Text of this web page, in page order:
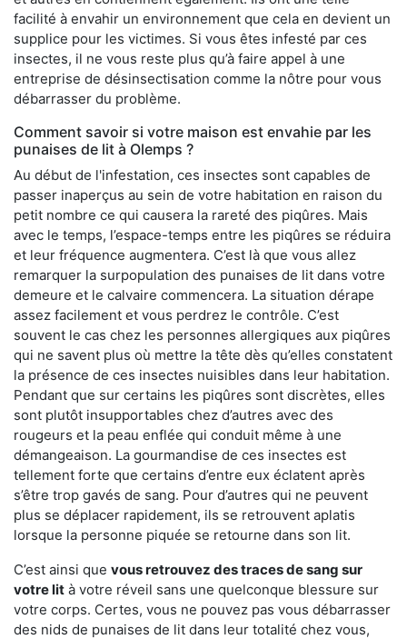
facilité à envahir un environnement que cela en devient un
supplice pour les victimes. Si vous êtes infesté par ces
insectes, il ne vous reste plus qu’à faire appel à une
entreprise de désinsectisation comme la nôtre pour vous
débarrasser du problème.
Comment savoir si votre maison est envahie par les
punaises de lit à Olemps ?
Au début de l'infestation, ces insectes sont capables de
passer inaperçus au sein de votre habitation en raison du
petit nombre ce qui causera la rareté des piqûres. Mais
avec le temps, l’espace-temps entre les piqûres se réduira
et leur fréquence augmentera. C’est là que vous allez
remarquer la surpopulation des punaises de lit dans votre
demeure et le calvaire commencera. La situation dérape
assez facilement et vous perdrez le contrôle. C’est
souvent le cas chez les personnes allergiques aux piqûres
qui ne savent plus où mettre la tête dès qu’elles constatent
la présence de ces insectes nuisibles dans leur habitation.
Pendant que sur certains les piqûres sont discrètes, elles
sont plutôt insupportables chez d’autres avec des
rougeurs et la peau enflée qui conduit même à une
démangeaison. La gourmandise de ces insectes est
tellement forte que certains d’entre eux éclatent après
s’être trop gavés de sang. Pour d’autres qui ne peuvent
plus se déplacer rapidement, ils se retrouvent aplatis
lorsque la personne piquée se retourne dans son lit.
C’est ainsi que vous retrouvez des traces de sang sur
votre lit à votre réveil sans une quelconque blessure sur
votre corps. Certes, vous ne pouvez pas vous débarrasser
des nids de punaises de lit dans leur totalité chez vous,